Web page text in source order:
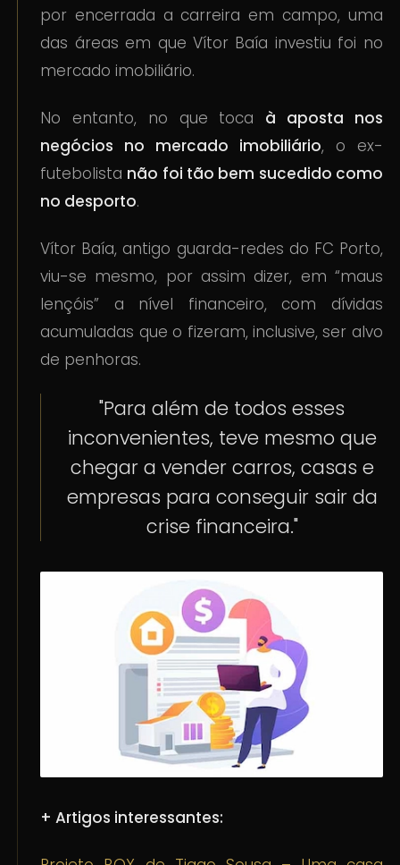
por encerrada a carreira em campo, uma
das áreas em que Vítor Baía investiu foi no
mercado imobiliário.
No entanto, no que toca à aposta nos
negócios no mercado imobiliário, o ex-
futebolista não foi tão bem sucedido como
no desporto.
Vítor Baía, antigo guarda-redes do FC Porto,
viu-se mesmo, por assim dizer, em “maus
lençóis” a nível financeiro, com dívidas
acumuladas que o fizeram, inclusive, ser alvo
de penhoras.
"Para além de todos esses
inconvenientes, teve mesmo que
chegar a vender carros, casas e
empresas para conseguir sair da
crise financeira."
+ Artigos interessantes: